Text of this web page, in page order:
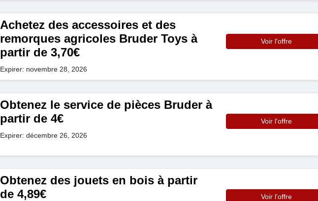
Achetez des accessoires et des
remorques agricoles Bruder Toys à
partir de 3,70€
Expirer: novembre 28, 2026
Voir l'offre
Obtenez le service de pièces Bruder à
partir de 4€
Expirer: décembre 26, 2026
Voir l'offre
Obtenez des jouets en bois à partir
de 4,89€
Voir l'offre